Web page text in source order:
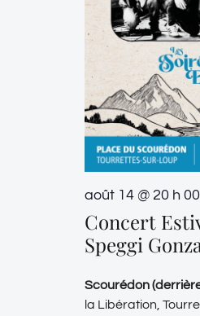
août 14 @ 20 h 00
Concert
Speggi
Scourédon
la Libération,